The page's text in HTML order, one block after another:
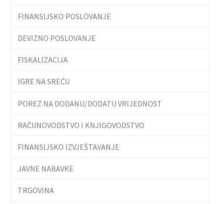
FINANSIJSKO POSLOVANJE
DEVIZNO POSLOVANJE
FISKALIZACIJA
IGRE NA SREĆU
POREZ NA DODANU/DODATU VRIJEDNOST
RAČUNOVODSTVO I KNJIGOVODSTVO
FINANSIJSKO IZVJEŠTAVANJE
JAVNE NABAVKE
TRGOVINA